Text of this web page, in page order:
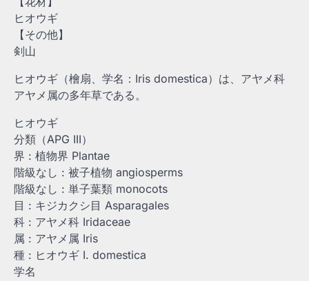
ヒオウギ
【その他】
剣山
ヒオウギ（檜扇、学名：Iris domestica）は、アヤメ科
アヤメ属の多年草である。
ヒオウギ
分類（APG III）
界 : 植物界 Plantae
階級なし : 被子植物 angiosperms
階級なし : 単子葉類 monocots
目 : キジカクシ目 Asparagales
科 : アヤメ科 Iridaceae
属 : アヤメ属 Iris
種 : ヒオウギ I. domestica
学名